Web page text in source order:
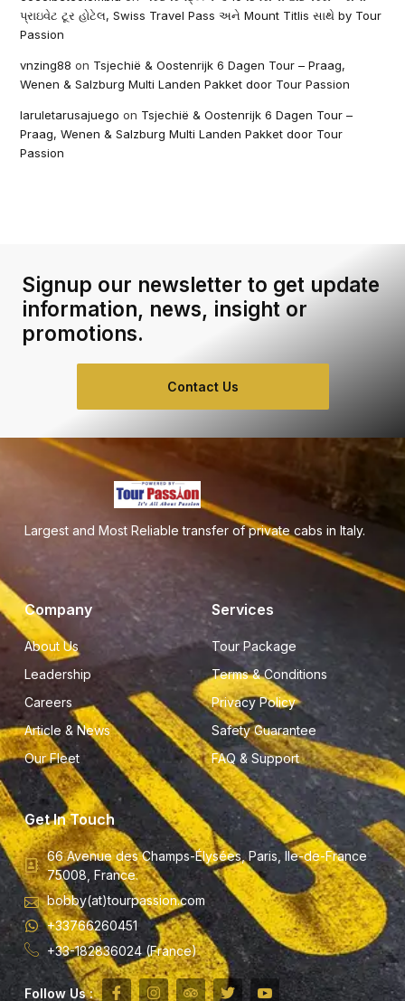
પ્રાઇવેટ ટૂર હોટેલ, Swiss Travel Pass અને Mount Titlis સાથે by Tour
Passion
vnzing88 on Tsjechië & Oostenrijk 6 Dagen Tour – Praag,
Wenen & Salzburg Multi Landen Pakket door Tour Passion
laruletarusajuego on Tsjechië & Oostenrijk 6 Dagen Tour –
Praag, Wenen & Salzburg Multi Landen Pakket door Tour
Passion
Signup our newsletter to get update
information, news, insight or
promotions.
Contact Us
Largest and Most Reliable transfer of private cabs in Italy.
Company
About Us
Leadership
Careers
Article & News
Our Fleet
Services
Tour Package
Terms & Conditions
Privacy Policy
Safety Guarantee
FAQ & Support
Get In Touch
66 Avenue des Champs-Élysées, Paris, Ile-de-France
75008, France.
bobby(at)tourpassion.com
+33766260451
+33-182836024 (France)
Follow Us :